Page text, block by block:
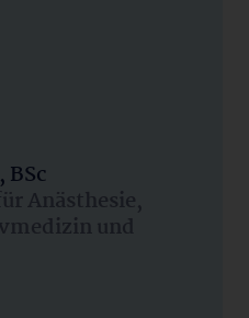
Anästhesie,
und